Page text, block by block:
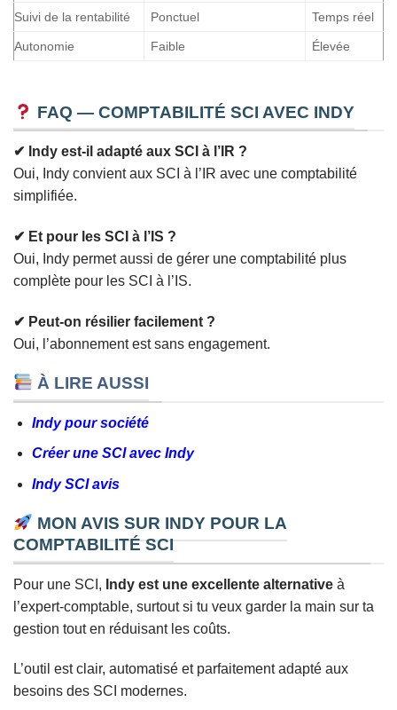
Suivi de la rentabilité Ponctuel Temps réel
Autonomie Faible Élevée
FAQ — COMPTABILITÉ SCI AVEC INDY
✔ Indy est-il adapté aux SCI à l’IR ?
Oui, Indy convient aux SCI à l’IR avec une comptabilité
simplifiée.
✔ Et pour les SCI à l’IS ?
Oui, Indy permet aussi de gérer une comptabilité plus
complète pour les SCI à l’IS.
✔ Peut-on résilier facilement ?
Oui, l’abonnement est sans engagement.
À LIRE AUSSI
Indy pour société
Créer une SCI avec Indy
Indy SCI avis
MON AVIS SUR INDY POUR LA
COMPTABILITÉ SCI
Pour une SCI, Indy est une excellente alternative à
l’expert-comptable, surtout si tu veux garder la main sur ta
gestion tout en réduisant les coûts.
L’outil est clair, automatisé et parfaitement adapté aux
besoins des SCI modernes.